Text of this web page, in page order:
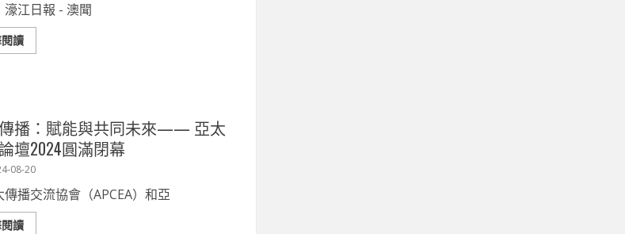
濠江日報 - 澳聞
讀
播：賦能與共同未來—— 亞太
壇2024圓滿閉幕
08-20
傳播交流協會（APCEA）和亞
讀